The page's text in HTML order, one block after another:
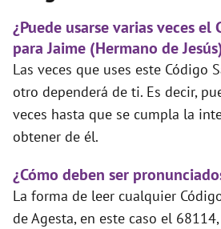
¿Puede usarse varias veces el
para Jaime (Hermano de
Las veces que uses este Código
otro dependerá de ti. Es decir,
veces hasta que se cumpla la
obtener de él.
¿Cómo deben ser
La forma de leer cualquier
de Agesta, en este caso el